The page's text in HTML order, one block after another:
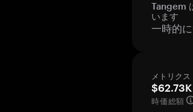
Tangem
います
一時的
メトリクス
$62.73K
時価総額